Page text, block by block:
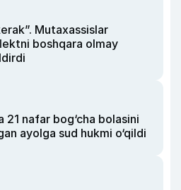
Mutaxassislar
boshqara olmay
21 nafar bog‘cha bolasini
ayolga sud hukmi o‘qildi